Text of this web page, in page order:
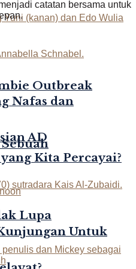
Nafas dan
AD
Untuk
catatan bersama untuk
Outbreak
yang Kita Percayai?
Lupa